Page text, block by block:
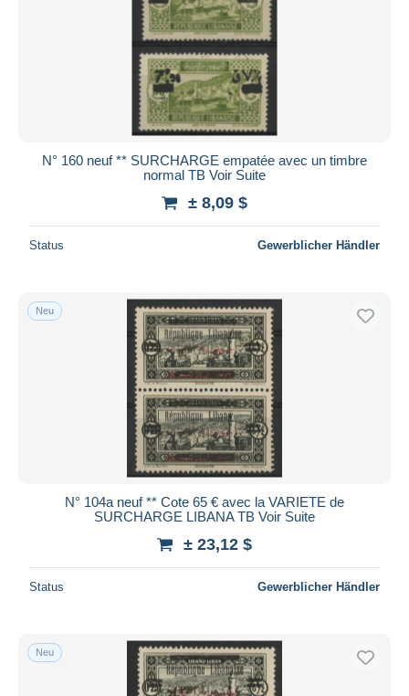
N° 160 neuf ** SURCHARGE empatée avec un timbre
normal TB Voir Suite
± 8,09 $
Status Gewerblicher Händler
Neu
N° 104a neuf ** Cote 65 € avec la VARIETE de
SURCHARGE LIBANA TB Voir Suite
± 23,12 $
Status Gewerblicher Händler
Neu